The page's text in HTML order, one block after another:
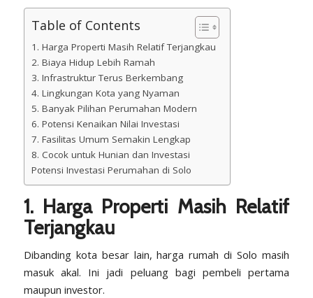
Table of Contents
1. Harga Properti Masih Relatif Terjangkau
2. Biaya Hidup Lebih Ramah
3. Infrastruktur Terus Berkembang
4. Lingkungan Kota yang Nyaman
5. Banyak Pilihan Perumahan Modern
6. Potensi Kenaikan Nilai Investasi
7. Fasilitas Umum Semakin Lengkap
8. Cocok untuk Hunian dan Investasi
Potensi Investasi Perumahan di Solo
1. Harga Properti Masih Relatif
Terjangkau
Dibanding kota besar lain, harga rumah di Solo masih
masuk akal. Ini jadi peluang bagi pembeli pertama
maupun investor.